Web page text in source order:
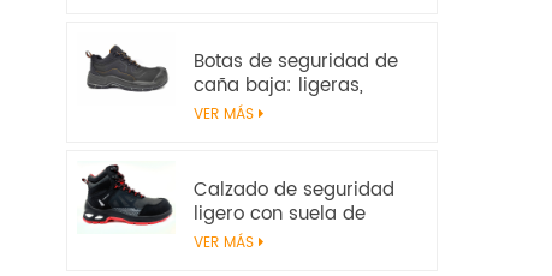
20345:2022 S7S –
Seguridad en el trabajo
Botas de seguridad de
caña baja: ligeras,
antideslizantes y con
VER MÁS
Calzado de seguridad
ligero con suela de
amortiguación E-TPU –
VER MÁS